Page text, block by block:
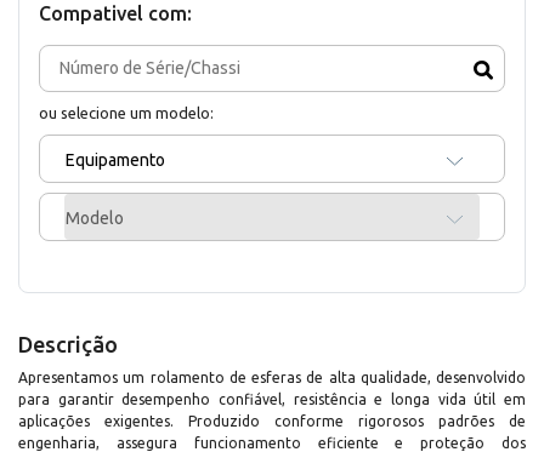
Compativel com:
ou selecione um modelo:
Equipamento
Modelo
Descrição
Apresentamos um rolamento de esferas de alta qualidade, desenvolvido
para garantir desempenho confiável, resistência e longa vida útil em
aplicações exigentes. Produzido conforme rigorosos padrões de
engenharia, assegura funcionamento eficiente e proteção dos